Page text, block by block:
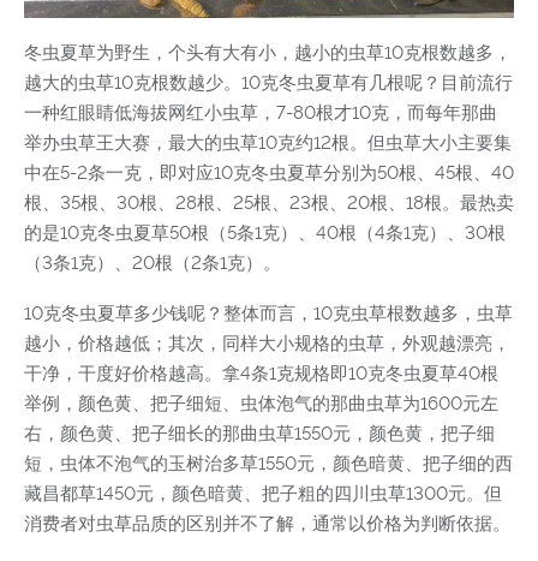
冬虫夏草为野生，个头有大有小，越小的虫草10克根数越多，
越大的虫草10克根数越少。10克冬虫夏草有几根呢？目前流行
一种红眼睛低海拔网红小虫草，7-80根才10克，而每年那曲
举办虫草王大赛，最大的虫草10克约12根。但虫草大小主要集
中在5-2条一克，即对应10克冬虫夏草分别为50根、45根、40
根、35根、30根、28根、25根、23根、20根、18根。最热卖
的是10克冬虫夏草50根（5条1克）、40根（4条1克）、30根
（3条1克）、20根（2条1克）。
10克冬虫夏草多少钱呢？整体而言，10克虫草根数越多，虫草
越小，价格越低；其次，同样大小规格的虫草，外观越漂亮，
干净，干度好价格越高。拿4条1克规格即10克冬虫夏草40根
举例，颜色黄、把子细短、虫体泡气的那曲虫草为1600元左
右，颜色黄、把子细长的那曲虫草1550元，颜色黄，把子细
短，虫体不泡气的玉树治多草1550元，颜色暗黄、把子细的西
藏昌都草1450元，颜色暗黄、把子粗的四川虫草1300元。但
消费者对虫草品质的区别并不了解，通常以价格为判断依据。